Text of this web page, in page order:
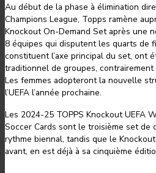
Au début de la phase à élimination
Champions League, Topps ramène
Knockout On-Demand Set après une
8 équipes qui disputent les quarts de
constituent l’axe principal du set, ont
traditionnel de groupes,
Les femmes adopteront la nouvelle
l’UEFA l’année prochaine.
Les 2024-25 TOPPS Knockout UEFA
Soccer Cards sont le troisième set de
rythme biennal, tandis que le
avant, en est déjà à sa cinquième